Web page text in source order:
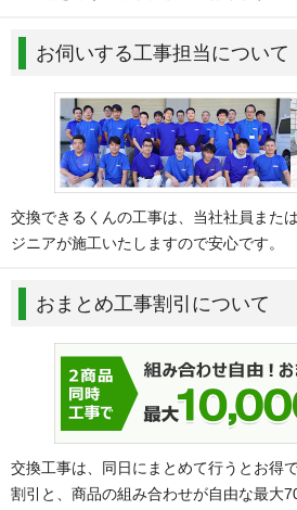
お伺いする工事担当について
交換できるくんの工事は、当社社員また
ジニアが施工いたしますので安心です。
おまとめ工事割引について
交換工事は、同日にまとめて行うとお得
割引と、商品の組み合わせが自由な最大